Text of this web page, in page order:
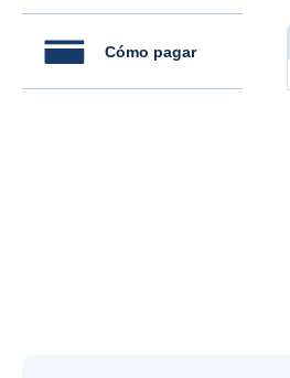
Cómo pagar